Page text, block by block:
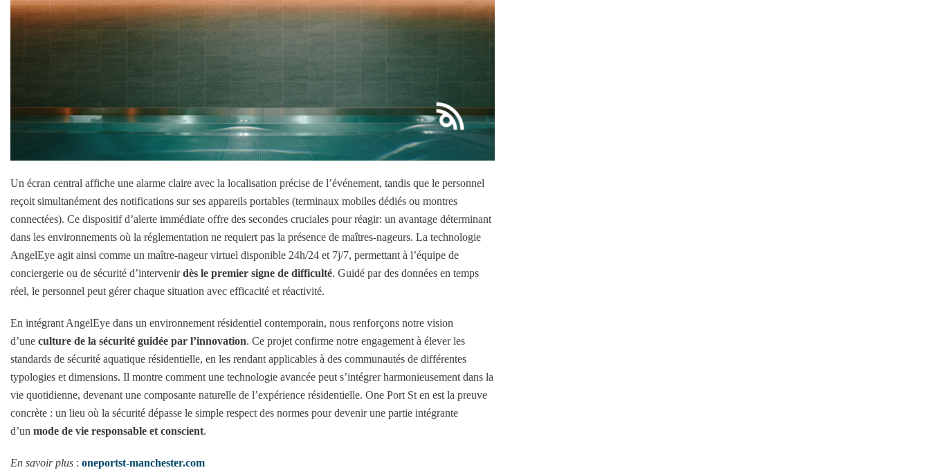
Un écran central affiche une alarme claire avec la localisation précise de l’événement, tandis que le personnel
reçoit simultanément des notifications sur ses appareils portables (terminaux mobiles dédiés ou montres
connectées). Ce dispositif d’alerte immédiate offre des secondes cruciales pour réagir: un avantage déterminant
dans les environnements où la réglementation ne requiert pas la présence de maîtres-nageurs. La technologie
AngelEye agit ainsi comme un maître-nageur virtuel disponible 24h/24 et 7j/7, permettant à l’équipe de
conciergerie ou de sécurité d’intervenirdès le premier signe de difficulté. Guidé par des données en temps
réel, le personnel peut gérer chaque situation avec efficacité et réactivité.
En intégrant AngelEye dans un environnement résidentiel contemporain, nous renforçons notre vision
d’une culture de la sécurité guidée par l’innovation. Ce projet confirme notre engagement à élever les
standards de sécurité aquatique résidentielle, en les rendant applicables à des communautés de différentes
typologies et dimensions. Il montre comment une technologie avancée peut s’intégrer harmonieusement dans la
vie quotidienne, devenant une composante naturelle de l’expérience résidentielle. One Port St en est la preuve
concrète : un lieu où la sécurité dépasse le simple respect des normes pour devenir une partie intégrante
d’un mode de vie responsable et conscient.
En savoir plus : oneportst-manchester.com